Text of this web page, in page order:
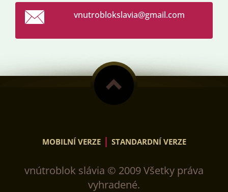
vnutroblokslavia@gmail.com
MOBILNÍ VERZE | STANDARDNÍ VERZE
vnútroblok slávia © 2009 Všetky práva
vyhradené.